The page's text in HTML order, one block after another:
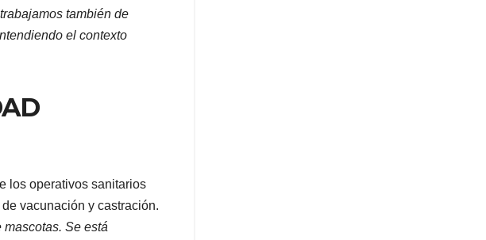
también de
el contexto
los operativos sanitarios
vacunación y castración.
Se está